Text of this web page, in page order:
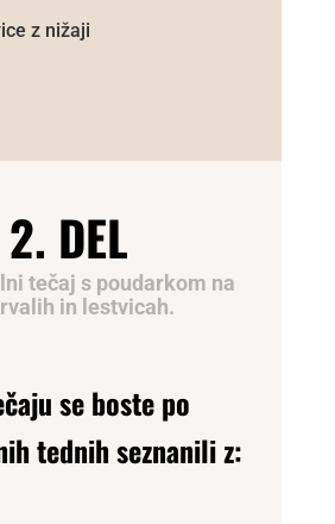
z nižaji
2. DEL
tečaj s poudarkom na
in lestvicah.
se boste po
tednih seznanili z: